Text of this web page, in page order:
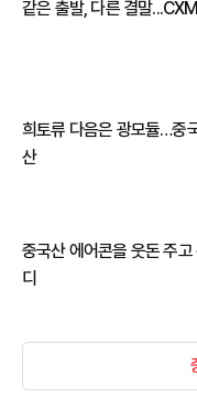
같은 출발, 다른 결말
희토류 다음은 광모듈…중
산
중국산 에어콘을 웃돈 주고
디